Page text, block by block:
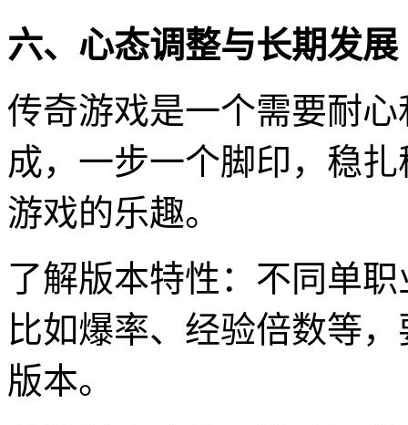
六、心态调整与长期发展
传奇游戏是一个需要耐
成，一步一个脚印，稳
游戏的乐趣。
了解版本特性：不同单
比如爆率、经验倍数等
版本。